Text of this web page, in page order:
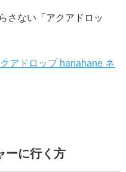
さない「アクアドロッ
アドロップ hanahane ネ
ーに行く方